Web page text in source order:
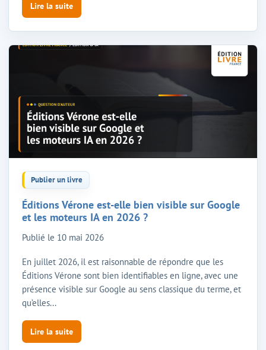
Lire la suite
Publier un livre
Éditions Vérone est-elle bien visible sur Google
et les moteurs IA en 2026 ?
Publié le 10 mai 2026
En juillet 2026, il est raisonnable de répondre que les
Éditions Vérone sont bien identifiables en ligne, avec une
présence visible sur Google au sens classique du terme, et
qu’elles...
Lire la suite